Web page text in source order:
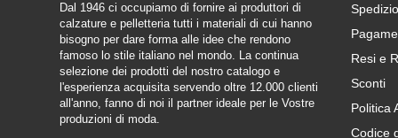
Dal 1946 ci occupiamo di fornire ai produttori di
calzature e pelletteria tutti i materiali di cui hanno
bisogno per dare forma alle idee che rendono
famoso lo stile italiano nel mondo. La continua
selezione dei prodotti del nostro catalogo e
l'esperienza acquisita servendo oltre 12.000 clienti
all'anno, fanno di noi il partner ideale per le Vostre
produzioni di moda.
Resi e
Sconti
Politica
Codice